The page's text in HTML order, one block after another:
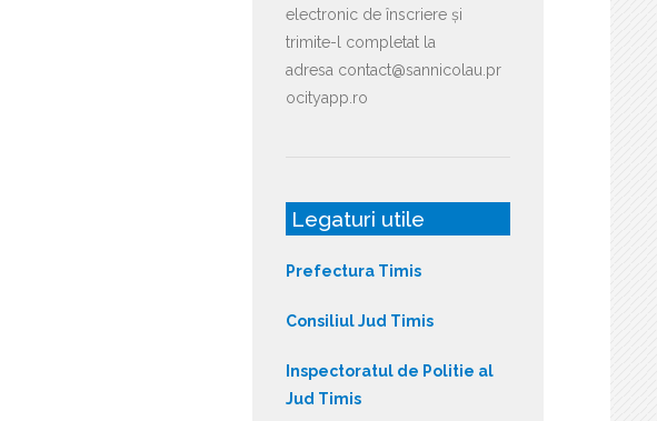
electronic de înscriere și
trimite-l completat la
adresa contact@sannicolau.pr
ocityapp.ro
Legaturi utile
Prefectura Timis
Consiliul Jud Timis
Inspectoratul de Politie al
Jud Timis